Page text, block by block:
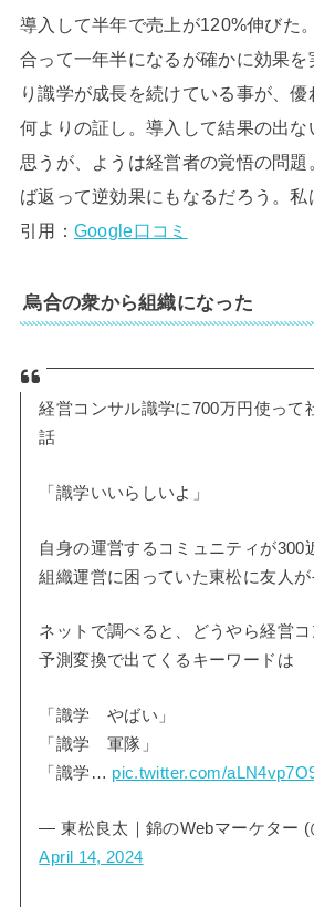
導入して半年で売上が120%伸びた
合って一年半になるが確かに効果を
り識学が成長を続けている事が、
何よりの証し。導入して結果の出な
思うが、ようは経営者の覚悟の問
ば返って逆効果にもなるだろう。私
引用： Google口コミ
烏合の衆から組織になった
経営コンサル識学に700万円使って
話
「識学いいらしいよ」
自身の運営するコミュニティが300
組織運営に困っていた東松に友人が
ネットで調べると、どうやら経営
予測変換で出てくるキーワードは
「識学 やばい」
「識学 軍隊」
「識学… pic.twitter.com/
— 東松良太｜錦のWebマーケター
April 14, 2024